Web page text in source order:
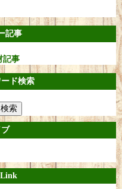
記事
記事
ド検索
Link